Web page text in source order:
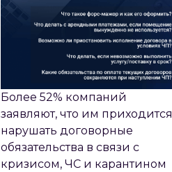
Более 52% компаний
заявляют, что им приходится
нарушать договорные
обязательства в связи с
кризисом, ЧС и карантином